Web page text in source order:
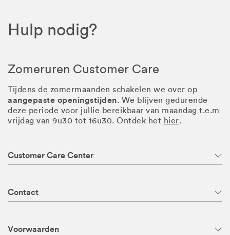
Hulp nodig?
Zomeruren Customer Care
Tijdens de zomermaanden schakelen we over op
aangepaste openingstijden. We blijven gedurende
deze periode voor jullie bereikbaar van maandag t.e.m
vrijdag van 9u30 tot 16u30. Ontdek het hier.
Customer Care Center
Contact
Voorwaarden